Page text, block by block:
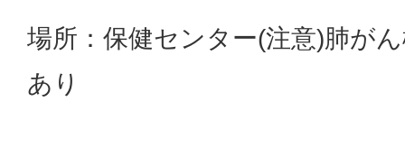
場所：保健センター(注意)肺が
あり